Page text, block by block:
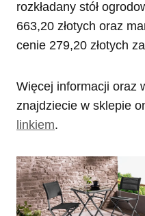
rozkładany stół
663,20 złotych oraz
cenie 279,20 złotych
Więcej informacji oraz
znajdziecie w sklepie
linkiem.